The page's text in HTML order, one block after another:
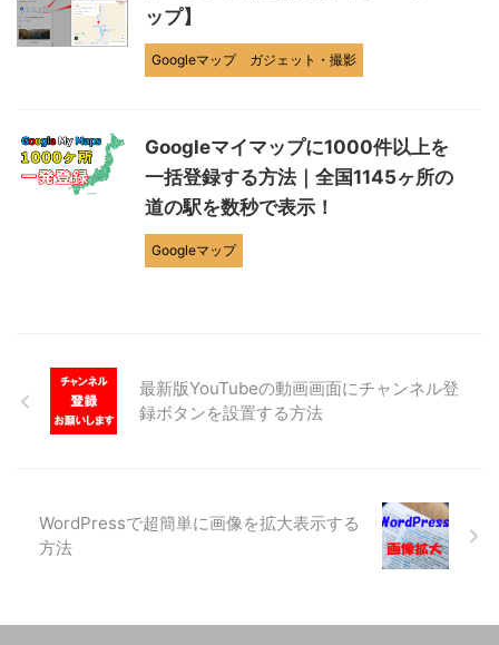
ップ】
Googleマップ ガジェット・撮影
Googleマイマップに1000件以上を
一括登録する方法｜全国1145ヶ所の
道の駅を数秒で表示！
Googleマップ
最新版YouTubeの動画画面にチャンネル登
録ボタンを設置する方法
WordPressで超簡単に画像を拡大表示する
方法